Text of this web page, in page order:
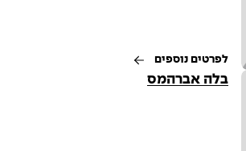
לפרטים נוספים
בלה אברהמס